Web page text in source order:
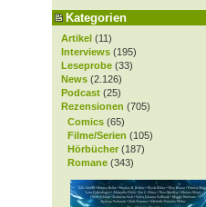
Kategorien
Artikel (11)
Interviews (195)
Leseprobe (33)
News (2.126)
Podcast (25)
Rezensionen (705)
Comics (65)
Filme/Serien (105)
Hörbücher (187)
Romane (343)